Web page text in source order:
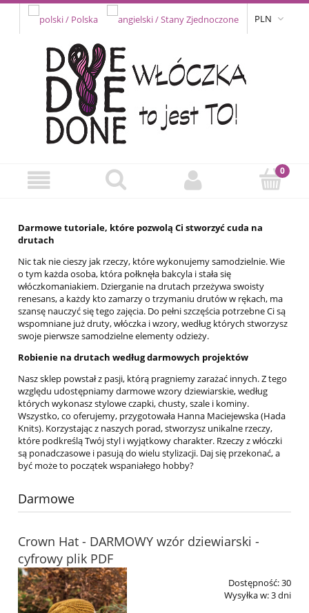
PLN
Darmowe tutoriale, które pozwolą Ci stworzyć cuda na
drutach
Nic tak nie cieszy jak rzeczy, które wykonujemy samodzielnie. Wie
o tym każda osoba, która połknęła bakcyla i stała się
włóczkomaniakiem. Dzierganie na drutach przeżywa swoisty
renesans, a każdy kto zamarzy o trzymaniu drutów w rękach, ma
szansę nauczyć się tego zajęcia. Do pełni szczęścia potrzebne Ci są
wspomniane już druty, włóczka i wzory, według których stworzysz
swoje pierwsze samodzielne elementy odzieży.
Robienie na drutach według darmowych projektów
Nasz sklep powstał z pasji, którą pragniemy zarażać innych. Z tego
względu udostępniamy darmowe wzory dziewiarskie, według
których wykonasz stylowe czapki, chusty, szale i kominy.
Wszystko, co oferujemy, przygotowała Hanna Maciejewska (Hada
Knits). Korzystając z naszych porad, stworzysz unikalne rzeczy,
które podkreślą Twój styl i wyjątkowy charakter. Rzeczy z włóczki
są ponadczasowe i pasują do wielu stylizacji. Daj się przekonać, a
być może to początek wspaniałego hobby?
Darmowe
Crown Hat - DARMOWY wzór dziewiarski -
cyfrowy plik PDF
Dostępność:30
Wysyłka w:3 dni